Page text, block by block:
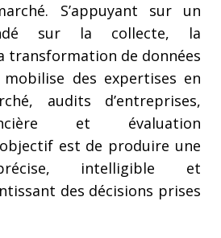
S’appuyant sur un
sur la collecte, la
transformation de données
mobilise des expertises en
audits d’entreprises,
et évaluation
est de produire une
intelligible et
des décisions prises